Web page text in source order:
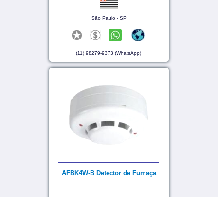
São Paulo - SP
(11) 98279-9373 (WhatsApp)
AFBK4W-BDetector de Fumaça